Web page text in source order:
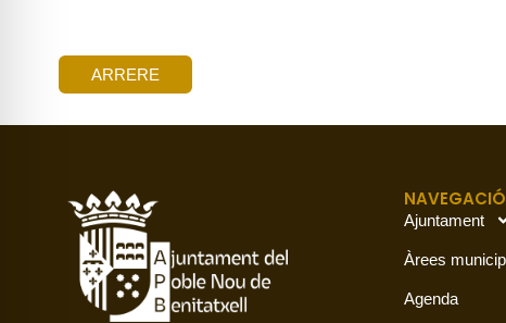
ARRERE
NAVEGACIÓ
Ajuntament
Àrees
Agenda